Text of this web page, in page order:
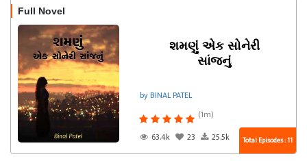
Full Novel
શમણું એક સોનેરી
સાંજનું
by BINAL PATEL
(1m)
63.4k
23 25.5k Total Episodes : 11